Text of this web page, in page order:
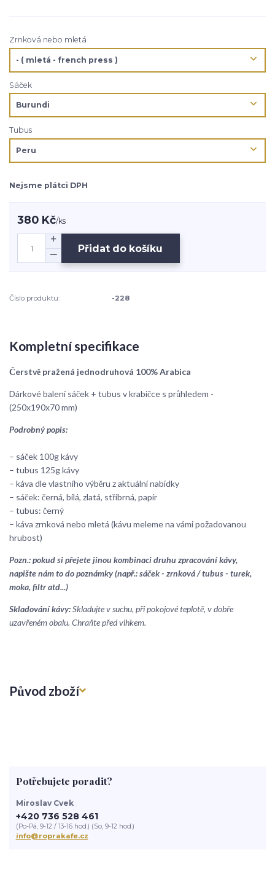
Zrnková nebo mletá
Sáček
Tubus
Nejsme plátci DPH
380 Kč/ks
Přidat do košíku
Číslo produktu: -228
Kompletní specifikace
Čerstvě pražená jednodruhová 100% Arabica
Dárkové balení sáček + tubus v krabičce s průhledem -
(250x190x70 mm)
Podrobný popis:
– sáček 100g kávy
– tubus 125g kávy
– káva dle vlastního výběru z aktuální nabídky
– sáček: černá, bílá, zlatá, stříbrná, papír
– tubus: černý
– káva zrnková nebo mletá (kávu meleme na vámi požadovanou
hrubost)
Pozn.: pokud si přejete jinou kombinaci druhu zpracování kávy,
napište nám to do poznámky (např.: sáček - zrnková / tubus - turek,
moka, filtr atd...)
Skladování kávy:Skladujte v suchu, při pokojové teplotě, v dobře
uzavřeném obalu. Chraňte před vlhkem.
Původ zboží
Potřebujete poradit?
Miroslav Cvek
+420 736 528 461
(Po-Pá, 9-12 / 13-16 hod.) (So, 9-12 hod.)
info@roprakafe.cz